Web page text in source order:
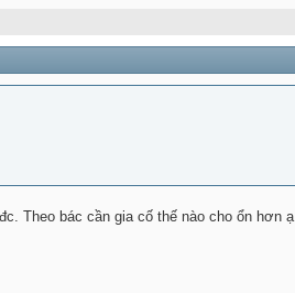
Theo bác cần gia cố thế nào cho ổn hơn ạ